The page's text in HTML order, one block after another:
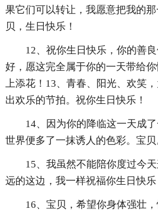
果它们可以转让，我愿意把我的
贝，生日快乐！
12、祝你生日快乐，你的善
好，愿这完全属于你的一天带给
上添花！13、青春、阳光、欢笑
出欢乐的节拍。祝你生日快乐！
14、因为你的降临这一天成
世界便多了一抹诱人的色彩。宝贝
15、我虽然不能陪你度过今
远的这边，我一样祝福你生日快乐
16、宝贝，希望你身体强壮